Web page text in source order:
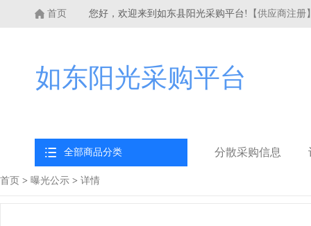
首页 您好，欢迎来到如东县阳光采购平台! 【供应商注册
如东阳光采购平台
全部商品分类 分散采购信息
首页 > 曝光公示 > 详情